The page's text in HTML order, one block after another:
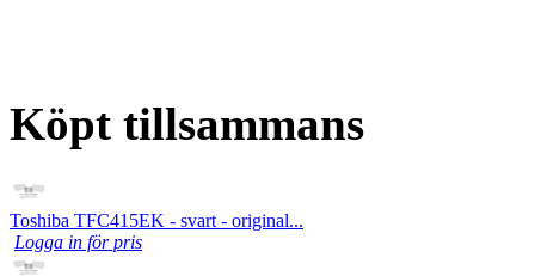
Köpt tillsammans
Toshiba TFC415EK - svart - original...
Logga in för pris